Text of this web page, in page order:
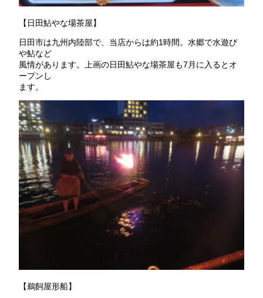
【日田鮎やな場茶屋】
日田市は九州内陸部で、当店からは約1時間。水郷で水遊び
や鮎など
風情があります。上画の日田鮎やな場茶屋も7月に入るとオ
ープンし
ます。
【鵜飼屋形船】